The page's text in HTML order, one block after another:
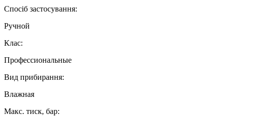
Спосіб застосування:
Ручной
Клас:
Профессиональные
Вид прибирання:
Влажная
Макс. тиск, бар: